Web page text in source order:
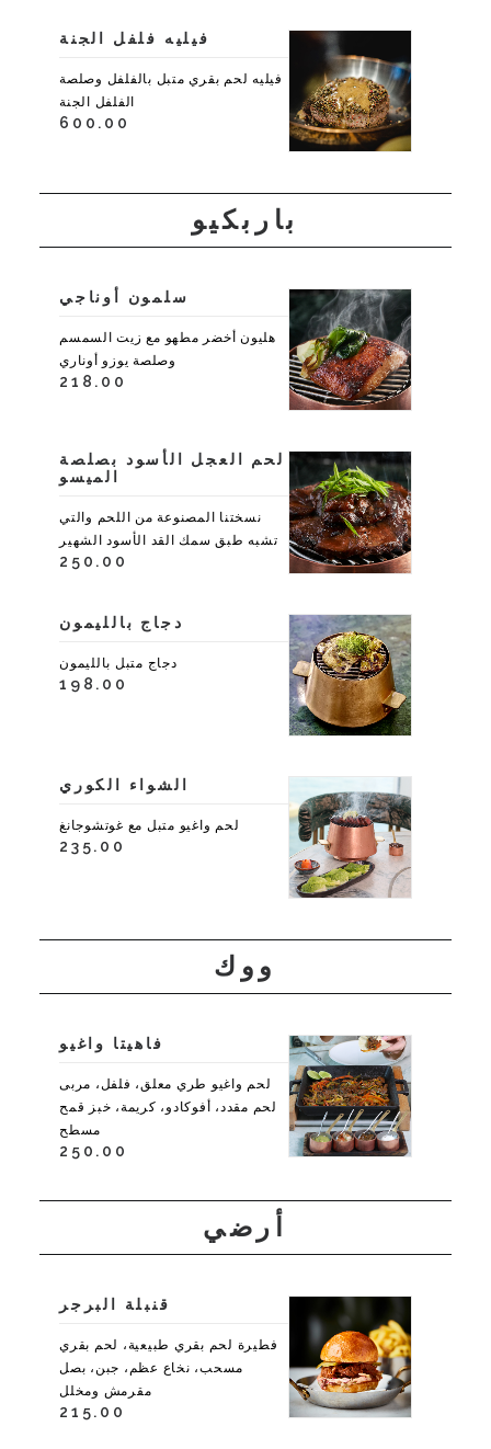
فيليه فلفل الجنة
فيليه لحم بقري متبل بالفلفل وصلصة
الفلفل الجنة
600.00
باربكيو
سلمون أوناجي
هليون أخضر مطهو مع زيت السمسم
وصلصة يوزو أوناري
218.00
لحم العجل الأسود بصلصة
الميسو
نسختنا المصنوعة من اللحم والتي
تشبه طبق سمك القد الأسود الشهير
250.00
دجاج بالليمون
دجاج متبل بالليمون
198.00
الشواء الكوري
لحم واغيو متبل مع غوتشوجانغ
235.00
ووك
فاهيتا واغيو
لحم واغيو طري معلق، فلفل، مربى
لحم مقدد، أفوكادو، كريمة، خبز قمح
مسطح
250.00
أرضي
قنبلة البرجر
فطيرة لحم بقري طبيعية، لحم بقري
مسحب، نخاع عظم، جبن، بصل
مقرمش ومخلل
215.00